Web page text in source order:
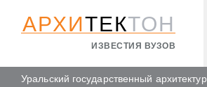
АРХИТЕКТОН
ИЗВЕСТИЯ ВУЗОВ
Уральский государственный